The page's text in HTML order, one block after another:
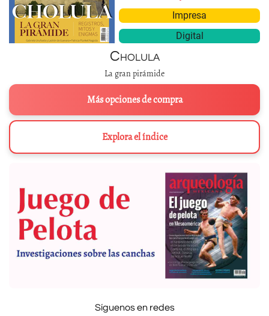
Impresa
Digital
Cholula
La gran pirámide
Más opciones de compra
Explora el índice
Síguenos en redes